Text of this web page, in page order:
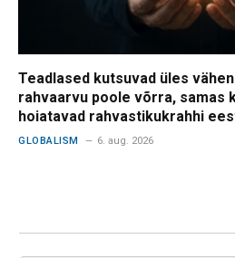
Teadlased kutsuvad üles
rahvaarvu poole võrra, samas
hoiatavad rahvastikukrahhi
GLOBALISM 6. aug. 2026